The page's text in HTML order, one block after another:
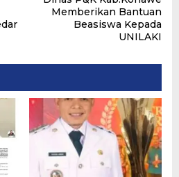
Memberikan Bantuan
Beasiswa Kepada
UNILAKI